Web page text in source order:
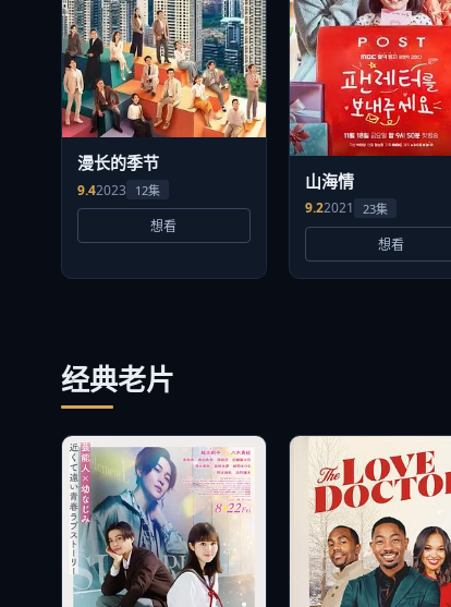
漫长的季节
9.42023 12集
想看
山海情
9.22021 23集
想看
经典老片